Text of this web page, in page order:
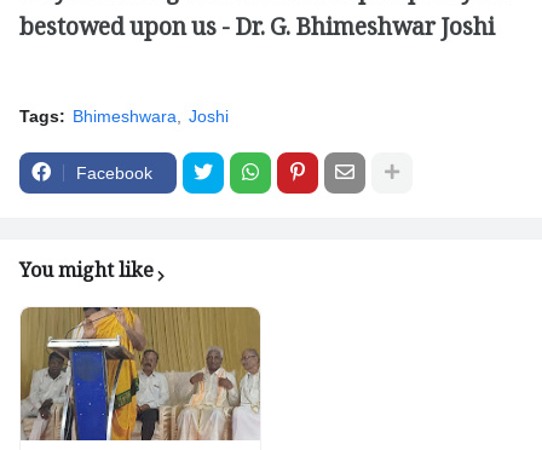
bestowed upon us - Dr. G. Bhimeshwar Joshi
Tags: Bhimeshwara Joshi
Facebook
You might like